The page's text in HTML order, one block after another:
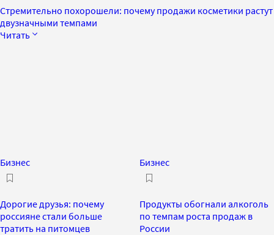
Стремительно похорошели: почему продажи косметики растут
двузначными темпами
Читать
Бизнес
Дорогие друзья: почему
россияне стали больше
тратить на питомцев
Бизнес
Продукты обогнали алкоголь
по темпам роста продаж в
России